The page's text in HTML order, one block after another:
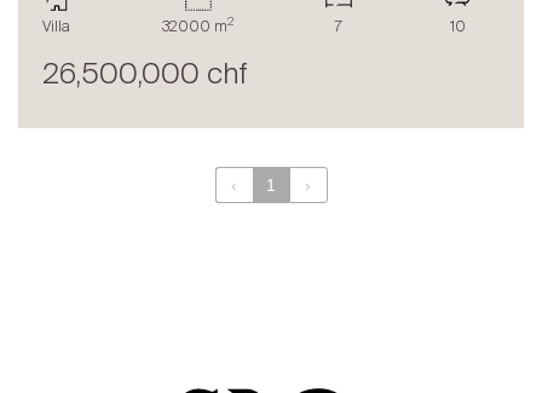
Villa 32000 m2 7 10
26,500,000 chf
‹ 1 ›